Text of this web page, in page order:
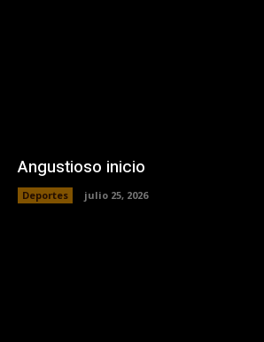
Angustioso inicio
Deportes julio 25, 2026